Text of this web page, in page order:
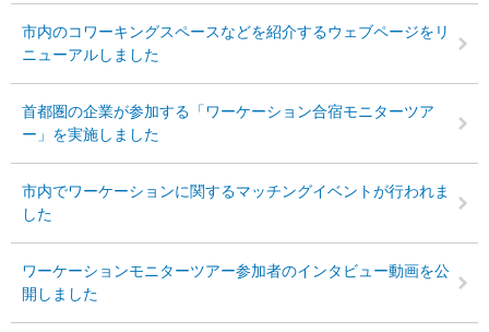
市内のコワーキングスペースなどを紹介するウェブページをリ
ニューアルしました
首都圏の企業が参加する「ワーケーション合宿モニターツア
ー」を実施しました
市内でワーケーションに関するマッチングイベントが行われま
した
ワーケーションモニターツアー参加者のインタビュー動画を公
開しました